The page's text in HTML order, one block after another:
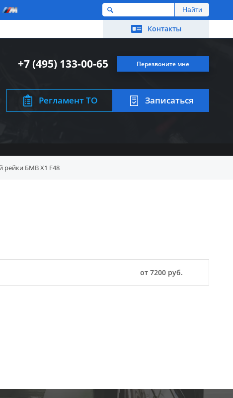
Контакты
Перезвоните мне
+7 (495) 133-00-65
Регламент ТО Записаться
рейки БМВ X1 F48
от 7200 руб.